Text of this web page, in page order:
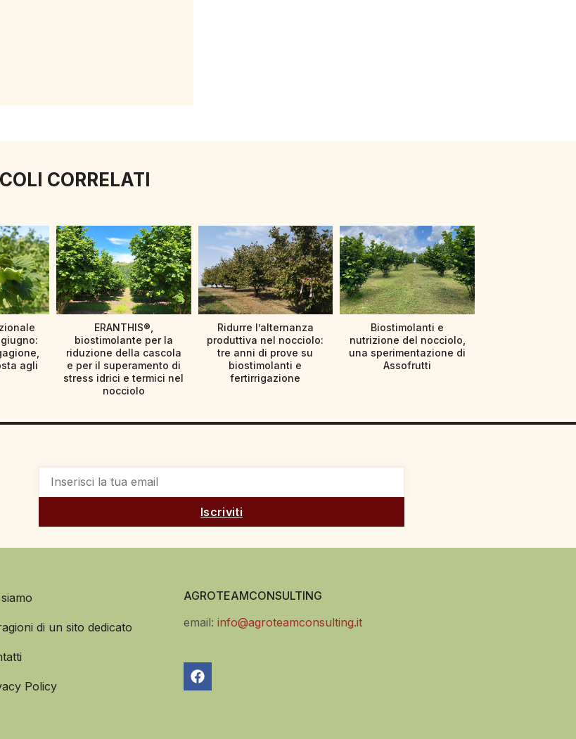
CORRELATI
agli
ERANTHIS®,
biostimolante per la
riduzione della cascola
e per il superamento di
stress idrici e termici nel
nocciolo
Ridurre l’alternanza
produttiva nel nocciolo:
tre anni di prove su
biostimolanti e
fertirrigazione
Biostimolanti e
nutrizione del nocciolo,
una sperimentazione di
Assofrutti
Iscriviti
di un sito dedicato
Policy
AGROTEAMCONSULTING
email:info@agroteamconsulting.it